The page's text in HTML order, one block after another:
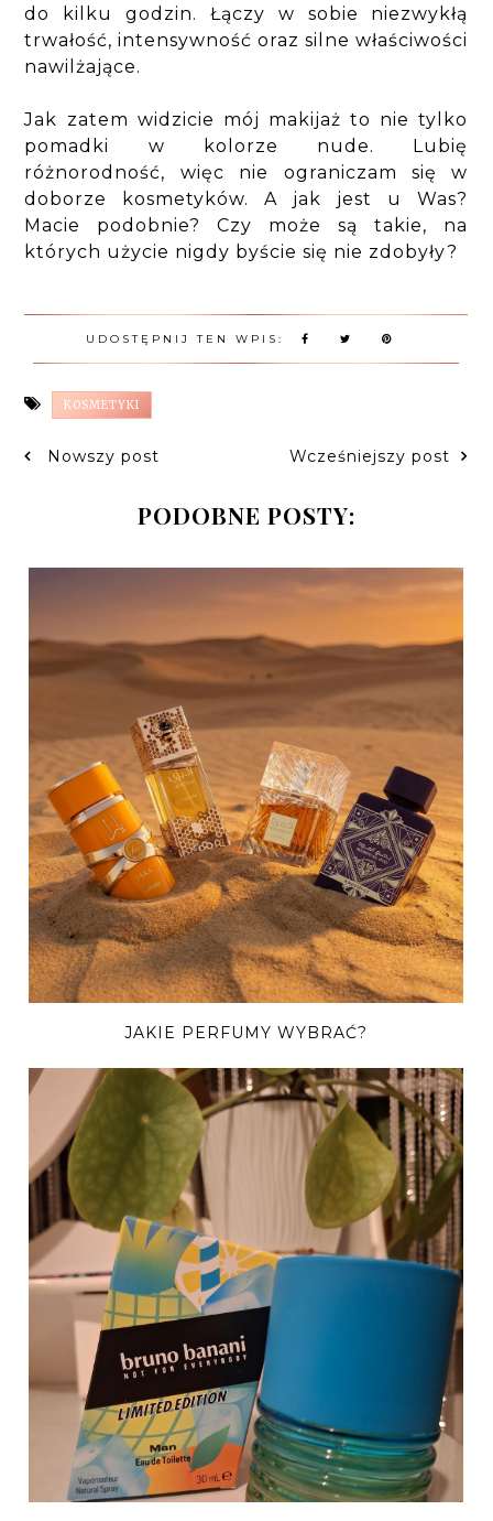
do kilku godzin. Łączy w sobie niezwykłą
trwałość, intensywność oraz silne właściwości
nawilżające.
Jak zatem widzicie mój makijaż to nie tylko
pomadki w kolorze nude. Lubię
różnorodność, więc nie ograniczam się w
doborze kosmetyków. A jak jest u Was?
Macie podobnie? Czy może są takie, na
których użycie nigdy byście się nie zdobyły?
UDOSTĘPNIJ TEN WPIS:
KOSMETYKI
Nowszy post Wcześniejszy post
PODOBNE POSTY:
JAKIE PERFUMY WYBRAĆ?